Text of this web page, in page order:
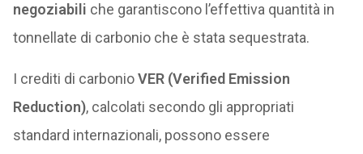
negoziabili che garantiscono l’effettiva quantità in
tonnellate di carbonio che è stata sequestrata.
I crediti di carbonioVER (Verified Emission
Reduction), calcolati secondo gli appropriati
standard internazionali, possono essere